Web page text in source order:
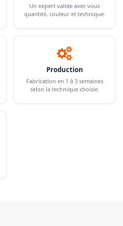
Un expert valide avec vous
quantité, couleur et technique.
Production
Fabrication en 1 à 3 semaines
selon la technique choisie.